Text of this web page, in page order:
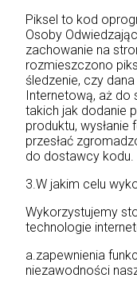
Piksel to kod
Osoby
zachowanie na
rozmieszczono
śledzenie, czy
Internetową, aż do
takich jak dodanie
produktu,
przesłać
do dostawcy kodu.
3.W jakim celu
Wykorzystujemy
technologie
a.zapewnienia
niezawodności